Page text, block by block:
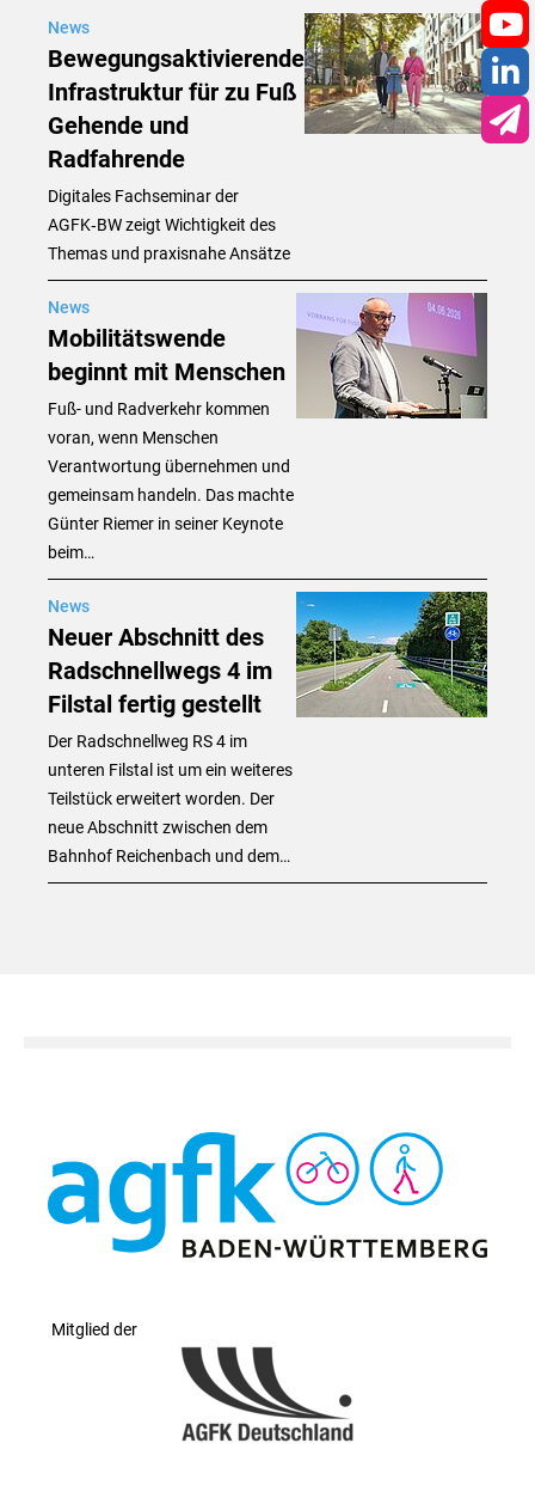
News
Bewegungsaktivierende
Infrastruktur für zu Fuß
Gehende und
Radfahrende
Digitales Fachseminar der
AGFK‑BW zeigt Wichtigkeit des
Themas und praxisnahe Ansätze
News
Mobilitätswende
beginnt mit Menschen
Fuß- und Radverkehr kommen
voran, wenn Menschen
Verantwortung übernehmen und
gemeinsam handeln. Das machte
Günter Riemer in seiner Keynote
beim…
News
Neuer Abschnitt des
Radschnellwegs 4 im
Filstal fertig gestellt
Der Radschnellweg RS 4 im
unteren Filstal ist um ein weiteres
Teilstück erweitert worden. Der
neue Abschnitt zwischen dem
Bahnhof Reichenbach und dem…
Mitglied der